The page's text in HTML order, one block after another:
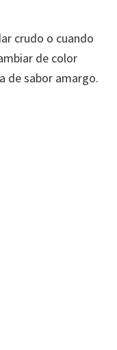
crudo o cuando
de color
de sabor amargo.